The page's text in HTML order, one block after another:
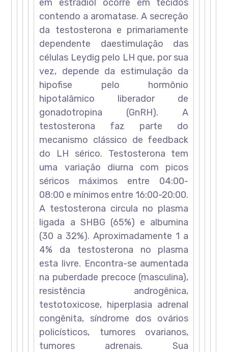
em estradiol ocorre em tecidos
contendo a aromatase. A secreção
da testosterona e primariamente
dependente daestimulação das
células Leydig pelo LH que, por sua
vez, depende da estimulação da
hipofise pelo hormônio
hipotalâmico liberador de
gonadotropina (GnRH). A
testosterona faz parte do
mecanismo clássico de feedback
do LH sérico. Testosterona tem
uma variação diurna com picos
séricos máximos entre 04:00-
08:00 e mínimos entre 16:00-20:00.
A testosterona circula no plasma
ligada a SHBG (65%) e albumina
(30 a 32%). Aproximadamente 1 a
4% da testosterona no plasma
esta livre. Encontra-se aumentada
na puberdade precoce (masculina),
resistência androgênica,
testotoxicose, hiperplasia adrenal
congênita, síndrome dos ovários
policísticos, tumores ovarianos,
tumores adrenais. Sua